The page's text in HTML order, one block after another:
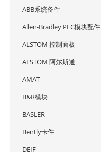
ABB系统备件
Allen-Bradley PLC模块配件
ALSTOM 控制面板
ALSTOM 阿尔斯通
AMAT
B&R模块
BASLER
Bently卡件
DEIF